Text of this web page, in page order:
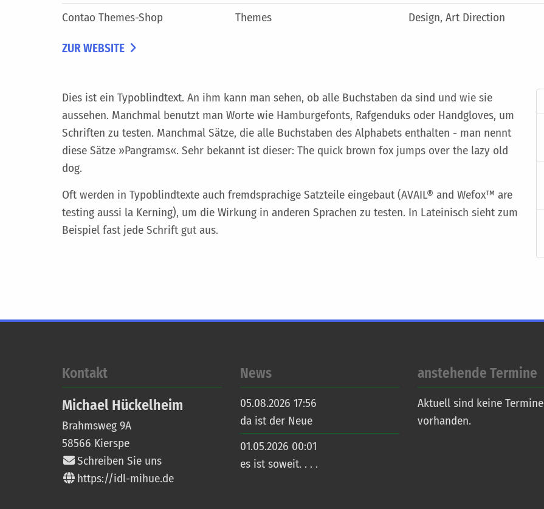
Contao Themes-Shop Themes Design, Art Direction
ZUR WEBSITE
Dies ist ein Typoblindtext. An ihm kann man sehen, ob alle Buchstaben da sind und wie sie
aussehen. Manchmal benutzt man Worte wie Hamburgefonts, Rafgenduks oder Handgloves, um
Schriften zu testen. Manchmal Sätze, die alle Buchstaben des Alphabets enthalten - man nennt
diese Sätze »Pangrams«. Sehr bekannt ist dieser: The quick brown fox jumps over the lazy old
dog.
Oft werden in Typoblindtexte auch fremdsprachige Satzteile eingebaut (AVAIL® and Wefox™ are
testing aussi la Kerning), um die Wirkung in anderen Sprachen zu testen. In Lateinisch sieht zum
Beispiel fast jede Schrift gut aus.
Kontakt
Michael Hückelheim
Brahmsweg 9A
58566 Kierspe
Schreiben Sie uns
https://idl-mihue.de
News
05.08.2026 17:56
da ist der Neue
01.05.2026 00:01
es ist soweit. . . .
anstehende Termine
Aktuell sind keine Termine
vorhanden.